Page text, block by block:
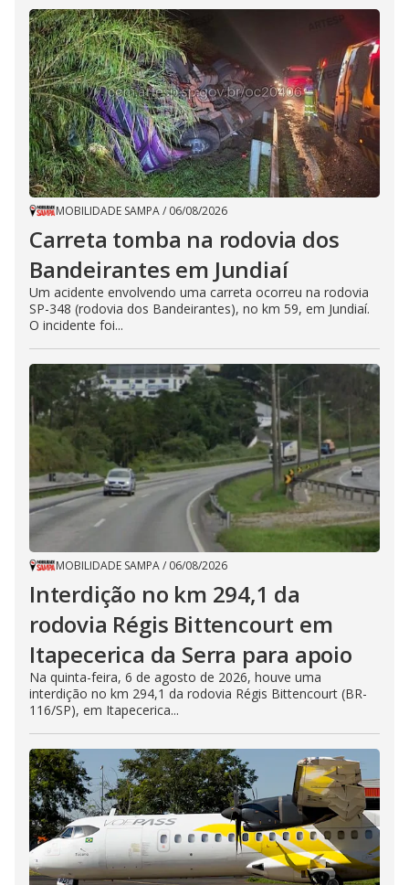
MOBILIDADE SAMPA/ 06/08/2026
Carreta tomba na rodovia dos
Bandeirantes em Jundiaí
Um acidente envolvendo uma carreta ocorreu na rodovia
SP-348 (rodovia dos Bandeirantes), no km 59, em Jundiaí.
O incidente foi...
MOBILIDADE SAMPA/ 06/08/2026
Interdição no km 294,1 da
rodovia Régis Bittencourt em
Itapecerica da Serra para apoio
Na quinta-feira, 6 de agosto de 2026, houve uma
interdição no km 294,1 da rodovia Régis Bittencourt (BR-
116/SP), em Itapecerica...